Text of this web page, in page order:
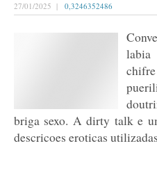
27/01/2025 | 0,3246352486
labia
briga sexo. A dirty talk e
descricoes eroticas